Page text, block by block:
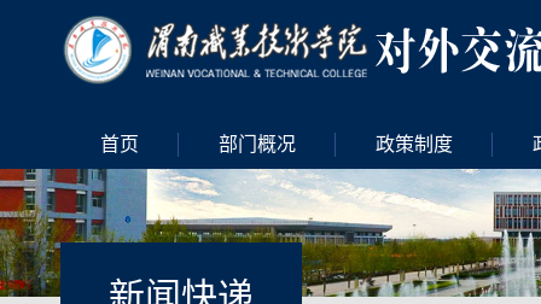
首页 部门概况 政策制度